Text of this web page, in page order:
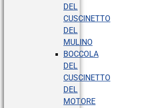
DEL
CUSCINETTO
DEL
MULINO
BOCCOLA
DEL
CUSCINETTO
DEL
MOTORE